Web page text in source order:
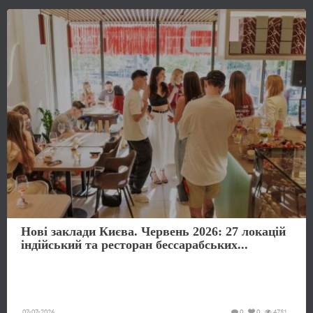
Нові заклади Києва. Червень 2026: 27 локацій
індійський та ресторан бессарабських...